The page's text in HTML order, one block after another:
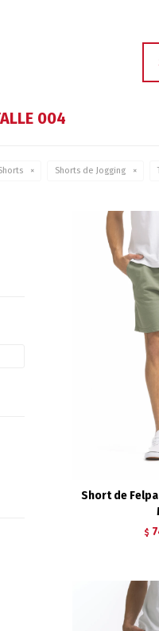
004
Shorts de Jogging
Short de
$